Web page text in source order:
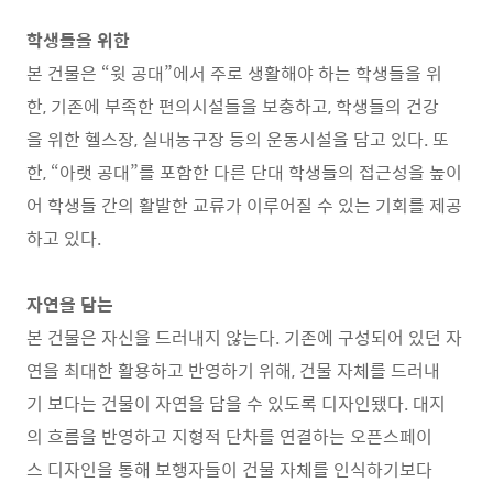
학생들을 위한
본 건물은 “윗 공대”에서 주로 생활해야 하는 학생들을 위
한, 기존에 부족한 편의시설들을 보충하고, 학생들의 건강
을 위한 헬스장, 실내농구장 등의 운동시설을 담고 있다. 또
한, “아랫 공대”를 포함한 다른 단대 학생들의 접근성을 높이
어 학생들 간의 활발한 교류가 이루어질 수 있는 기회를 제공
하고 있다.
자연을 담는
본 건물은 자신을 드러내지 않는다. 기존에 구성되어 있던 자
연을 최대한 활용하고 반영하기 위해, 건물 자체를 드러내
기 보다는 건물이 자연을 담을 수 있도록 디자인됐다. 대지
의 흐름을 반영하고 지형적 단차를 연결하는 오픈스페이
스 디자인을 통해 보행자들이 건물 자체를 인식하기보다